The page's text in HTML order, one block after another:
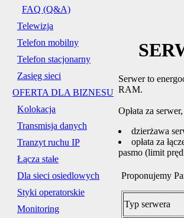
FAQ (Q&A)
Telewizja
Telefon mobilny
Telefon stacjonarny
Zasięg sieci
OFERTA DLA BIZNESU
Kolokacja
Transmisja danych
Tranzyt ruchu IP
Łącza stałe
Dla sieci osiedlowych
Styki operatorskie
Monitoring
Serwer to
RAM.
Opłata za
dzierżawa
opłata za
pasmo (limit
Proponujemy
Typ serwera